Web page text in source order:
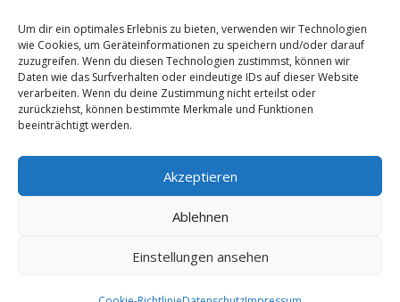
Um dir ein optimales Erlebnis zu bieten, verwenden wir Technologien
wie Cookies, um Geräteinformationen zu speichern und/oder darauf
zuzugreifen. Wenn du diesen Technologien zustimmst, können wir
Daten wie das Surfverhalten oder eindeutige IDs auf dieser Website
verarbeiten. Wenn du deine Zustimmung nicht erteilst oder
zurückziehst, können bestimmte Merkmale und Funktionen
beeinträchtigt werden.
Akzeptieren
Ablehnen
Einstellungen ansehen
Hainfeld (16.83 km)
Lilienfeld (17.24 km)
Mank (18.13 km)
Gföhl
Tulln an der Donau
Copyright 2024-2025 by de-reisebuero.de |